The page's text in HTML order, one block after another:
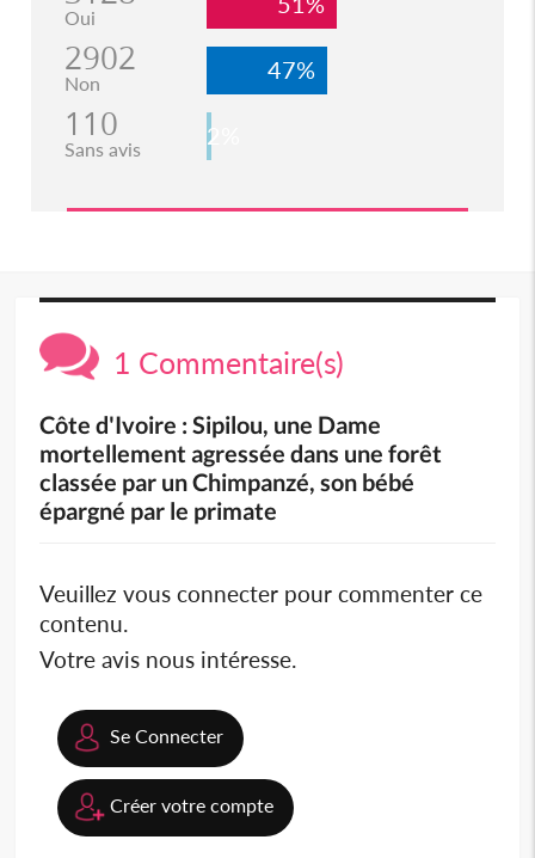
Oui
2902
Non 47%
110
Sans avis 2%
1 Commentaire(s)
Côte d'Ivoire : Sipilou, une Dame
mortellement agressée dans une forêt
classée par un Chimpanzé, son bébé
épargné par le primate
Veuillez vous connecter pour commenter ce
contenu.
Votre avis nous intéresse.
Se Connecter
Créer votre compte